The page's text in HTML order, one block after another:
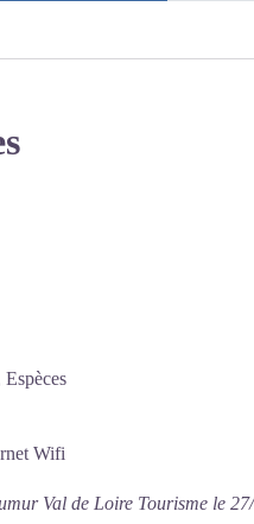
Wifi
Val de Loire Tourisme le